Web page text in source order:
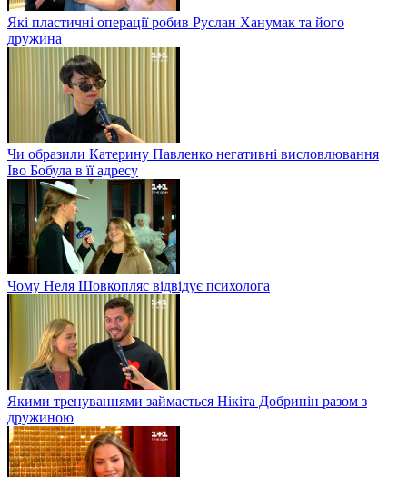
Які пластичні операції робив Руслан Ханумак та його
дружина
Чи образили Катерину Павленко негативні висловлювання
Іво Бобула в її адресу
Чому Неля Шовкопляс відвідує психолога
Якими тренуваннями займається Нікіта Добринін разом з
дружиною